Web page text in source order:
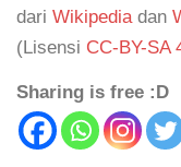
dari Wikipediadan
(Lisensi CC-BY-SA
Sharing is free :D